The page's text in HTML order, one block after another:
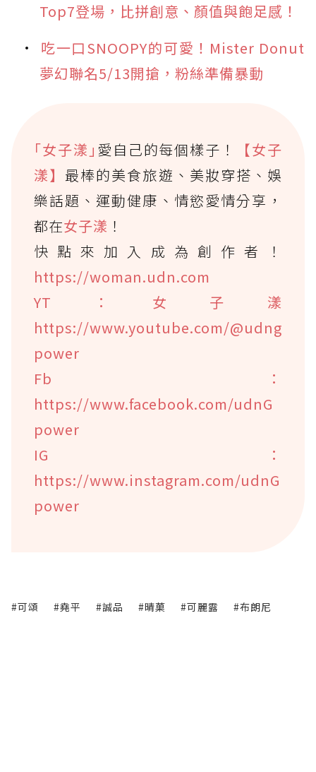
Top7登場，比拼創意、顏值與飽足感！
吃一口SNOOPY的可愛！Mister Donut
夢幻聯名5/13開搶，粉絲準備暴動
｢女子漾｣ 愛自己的每個樣子！
【女子
漾】最棒的美食旅遊、美妝穿搭、娛
樂話題、運動健康、情慾愛情分享，
都在女子漾 ！
快點來加入成為創作者！
https://woman.udn.com
YT：女子漾
https://www.youtube.com/@udng
power
Fb：
https://www.facebook.com/udnG
power
IG：
https://www.instagram.com/udnG
power
#可頌 #堯平 #誠品 #晴菓 #可麗露 #布朗尼